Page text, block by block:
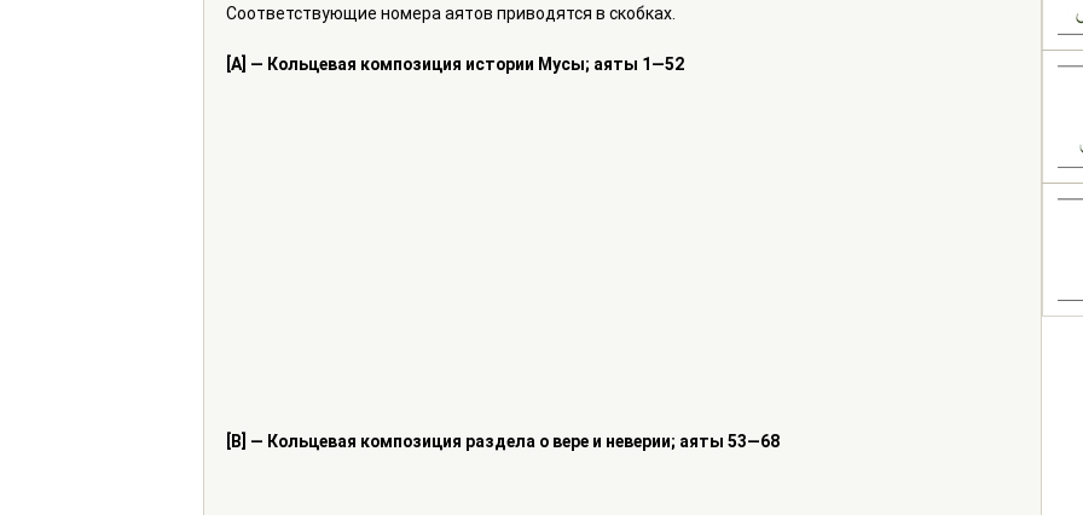
Соответствующие номера аятов приводятся в скобках.
[A] — Кольцевая композиция истории Мусы; аяты 1—52
[B] — Кольцевая композиция раздела о вере и неверии; аяты 53—68